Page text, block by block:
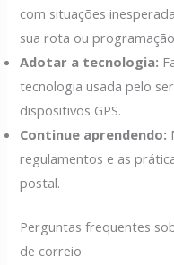
com situações
sua rota ou
Adotar a tecnologia:
tecnologia usada pelo
dispositivos GPS.
Continue aprendendo:
regulamentos e as
postal.
Perguntas frequentes
de correio